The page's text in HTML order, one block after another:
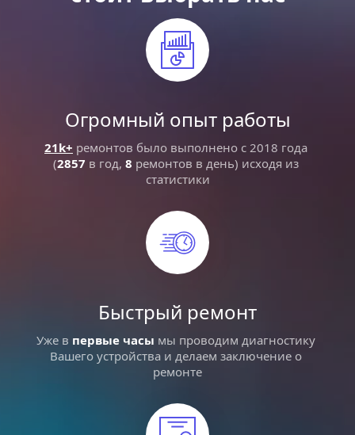
Огромный опыт работы
21k+ ремонтов было выполнено с 2018 года
(2857 в год, 8 ремонтов в день) исходя из
статистики
Быстрый ремонт
Уже в первые часы мы проводим диагностику
Вашего устройства и делаем заключение о
ремонте